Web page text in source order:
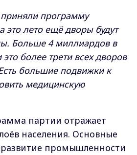
программу
это лето ещё дворы будут
Больше 4 миллиардов в
более трети всех дворов
большие подвижки к
медицинскую
партии отражает
населения. Основные
промышленности